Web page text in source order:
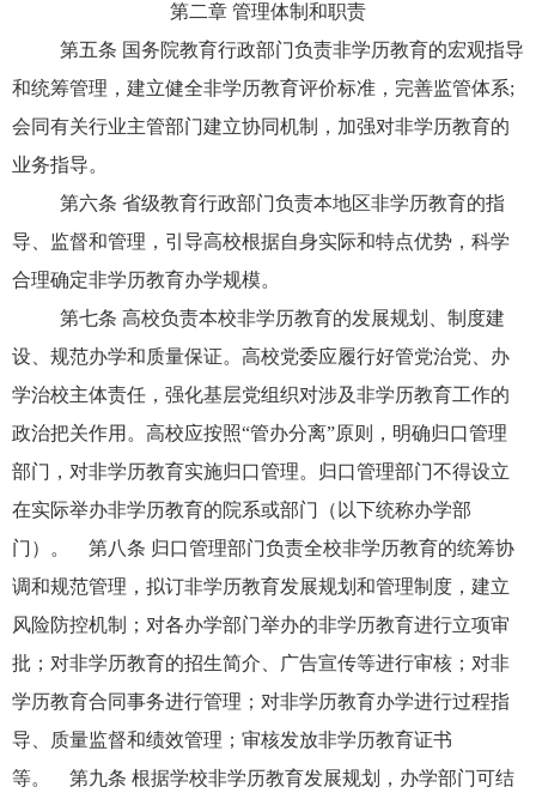
第二章 管理体制和职责
第五条 国务院教育行政部门负责非学历教育的宏观指导
和统筹管理，建立健全非学历教育评价标准，完善监管体系;
会同有关行业主管部门建立协同机制，加强对非学历教育的
业务指导。
第六条 省级教育行政部门负责本地区非学历教育的指
导、监督和管理，引导高校根据自身实际和特点优势，科学
合理确定非学历教育办学规模。
第七条 高校负责本校非学历教育的发展规划、制度建
设、规范办学和质量保证。高校党委应履行好管党治党、办
学治校主体责任，强化基层党组织对涉及非学历教育工作的
政治把关作用。高校应按照“管办分离”原则，明确归口管理
部门，对非学历教育实施归口管理。归口管理部门不得设立
在实际举办非学历教育的院系或部门（以下统称办学部
门）。 第八条 归口管理部门负责全校非学历教育的统筹协
调和规范管理，拟订非学历教育发展规划和管理制度，建立
风险防控机制；对各办学部门举办的非学历教育进行立项审
批；对非学历教育的招生简介、广告宣传等进行审核；对非
学历教育合同事务进行管理；对非学历教育办学进行过程指
导、质量监督和绩效管理；审核发放非学历教育证书
等。 第九条 根据学校非学历教育发展规划，办学部门可结